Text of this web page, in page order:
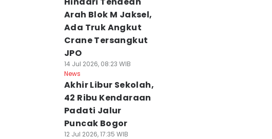
Arah Blok M Jaksel,
Ada Truk Angkut
Crane Tersangkut
JPO
14 Jul 2026, 08:23 WIB
News
Akhir Libur Sekolah,
42 Ribu Kendaraan
Padati Jalur
Puncak Bogor
12 Jul 2026, 17:35 WIB